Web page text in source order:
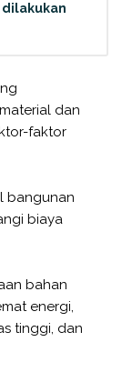
dilakukan
dan
faktor
bangunan
biaya
bahan
energi,
tinggi, dan